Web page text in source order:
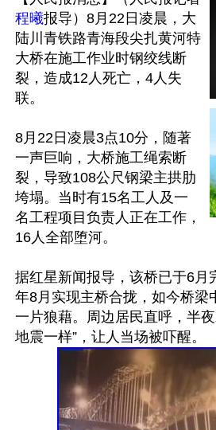
程曦报导）8月22日凌晨，大
陆川青铁路青海段尖扎黄河特
大桥在施工作业时钢绞线断
裂，造成12人死亡，4人失
联。
8月22日凌晨3点10分，随著
一声巨响，大桥施工绳索断
裂，导致108公尺钢梁主拱肋
垮塌。当时有15名工人及一
名工程项目负责人正在工作，
16人全部堕河。
据红星新闻报导，该桥已于6月
年8月实现主桥合拢，如今桥梁
一片狼藉。周边居民直呼，半